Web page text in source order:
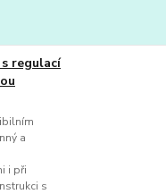
regulací
a
i při
s